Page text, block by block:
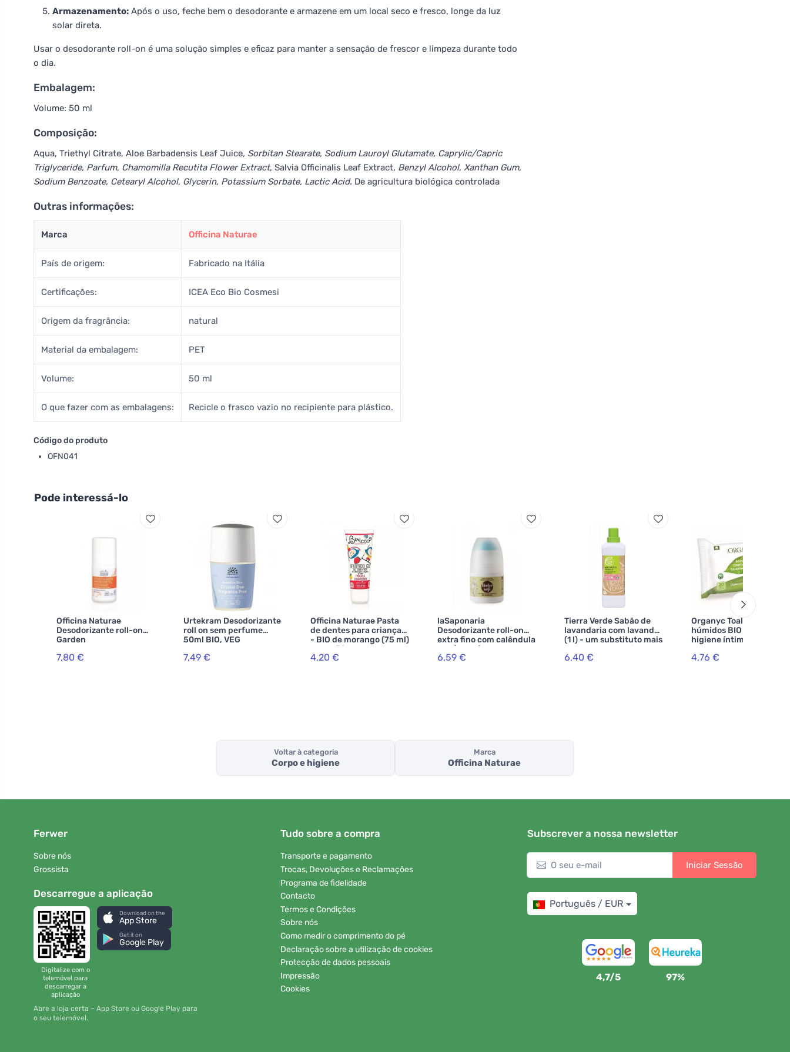
Armazenamento: Após o uso, feche bem o desodorante e armazene em um local seco e fresco, longe da luz
solar direta.
Usar o desodorante roll-on é uma solução simples e eficaz para manter a sensação de frescor e limpeza durante todo
o dia.
Embalagem:
Volume: 50 ml
Composição:
Aqua, Triethyl Citrate, Aloe Barbadensis Leaf Juice, Sorbitan Stearate, Sodium Lauroyl Glutamate, Caprylic/Capric
Triglyceride, Parfum, Chamomilla Recutita Flower Extract, Salvia Officinalis Leaf Extract, Benzyl Alcohol, Xanthan Gum,
Sodium Benzoate, Cetearyl Alcohol, Glycerin, Potassium Sorbate, Lactic Acid. De agricultura biológica controlada
Outras informações:
Marca Officina Naturae
País de origem: Fabricado na Itália
Certificações: ICEA Eco Bio Cosmesi
Origem da fragrância: natural
Material da embalagem: PET
Volume: 50 ml
O que fazer com as embalagens: Recicle o frasco vazio no recipiente para plástico.
Código do produto
OFN041
Pode interessá-lo
Officina Naturae
Desodorizante roll-on
Garden
7,80 €
Urtekram Desodorizante
roll on sem perfume
50ml BIO, VEG
7,49 €
Officina Naturae Pasta
de dentes para crianças
- BIO de morango (75 ml)
- sem flúor
4,20 €
laSaponaria
Desodorizante roll-on
extra fino com calêndula
BIO (50 ml)
6,59 €
Tierra Verde Sabão de
lavandaria com lavanda
(1 l) - um substituto mais
suave para amaciador
de tecidos
6,40 €
Organyc Toalhetes
húmidos BIO para
higiene íntima (20 pcs) -
4,76 €
Voltar à categoria
Corpo e higiene
Marca
Officina Naturae
Ferwer
Sobre nós
Grossista
Descarregue a aplicação
Digitalize com o
telemóvel para
descarregar a
aplicação
Download on the
App Store
Get it on
Google Play
Abre a loja certa – App Store ou Google Play para
o seu telemóvel.
Tudo sobre a compra
Transporte e pagamento
Trocas, Devoluções e Reclamações
Programa de fidelidade
Contacto
Termos e Condições
Sobre nós
Como medir o comprimento do pé
Declaração sobre a utilização de cookies
Protecção de dados pessoais
Impressão
Cookies
Subscrever a nossa newsletter
Iniciar Sessão
Português / EUR
4,7/5 97%